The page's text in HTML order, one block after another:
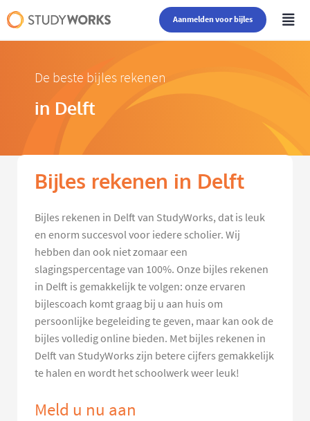
Aanmelden voor bijles
De beste bijles rekenen
in Delft
Bijles rekenen in Delft
Bijles rekenen in Delft van StudyWorks, dat is leuk
en enorm succesvol voor iedere scholier. Wij
hebben dan ook niet zomaar een
slagingspercentage van 100%. Onze bijles rekenen
in Delft is gemakkelijk te volgen: onze ervaren
bijlescoach komt graag bij u aan huis om
persoonlijke begeleiding te geven, maar kan ook de
bijles volledig online bieden. Met bijles rekenen in
Delft van StudyWorks zijn betere cijfers gemakkelijk
te halen en wordt het schoolwerk weer leuk!
Meld u nu aan